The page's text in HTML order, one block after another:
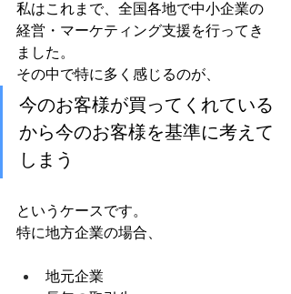
私はこれまで、全国各地で中小企業の
経営・マーケティング支援を行ってき
ました。
その中で特に多く感じるのが、
今のお客様が買ってくれている
から今のお客様を基準に考えて
しまう
というケースです。
特に地方企業の場合、
地元企業